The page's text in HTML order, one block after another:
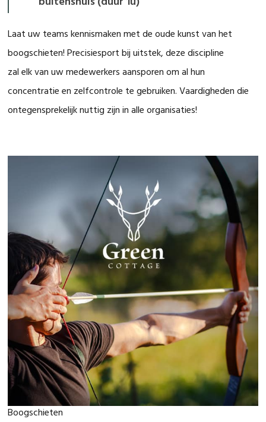
Laat uw teams kennismaken met de oude kunst van het
boogschieten! Precisiesport bij uitstek, deze discipline
zal elk van uw medewerkers aansporen om al hun
concentratie en zelfcontrole te gebruiken. Vaardigheden die
ontegensprekelijk nuttig zijn in alle organisaties!
Boogschieten